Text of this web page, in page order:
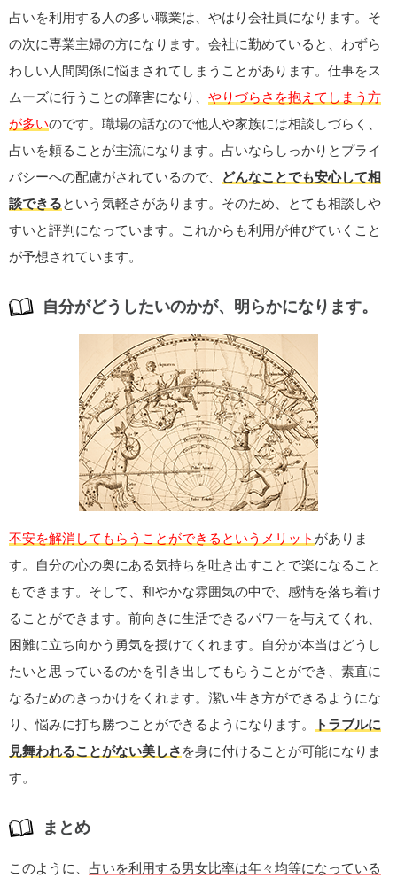
占いを利用する人の多い職業は、やはり会社員になります。そ
の次に専業主婦の方になります。会社に勤めていると、わずら
わしい人間関係に悩まされてしまうことがあります。仕事をス
ムーズに行うことの障害になり、 やりづらさを抱えてしまう方
が多いのです。職場の話なので他人や家族には相談しづらく、
占いを頼ることが主流になります。占いならしっかりとプライ
バシーへの配慮がされているので、
どんなことでも安心して相
談できるという気軽さがあります。そのため、とても相談しや
すいと評判になっています。これからも利用が伸びていくこと
が予想されています。
自分がどうしたいのかが、明らかになります。
不安を解消してもらうことができるというメリット がありま
す。自分の心の奥にある気持ちを吐き出すことで楽になること
もできます。そして、和やかな雰囲気の中で、感情を落ち着け
ることができます。前向きに生活できるパワーを与えてくれ、
困難に立ち向かう勇気を授けてくれます。自分が本当はどうし
たいと思っているのかを引き出してもらうことができ、素直に
なるためのきっかけをくれます。潔い生き方ができるようにな
り、悩みに打ち勝つことができるようになります。
トラブルに
見舞われることがない美しさ を身に付けることが可能になりま
す。
まとめ
このように、 占いを利用する男女比率は年々均等になっている